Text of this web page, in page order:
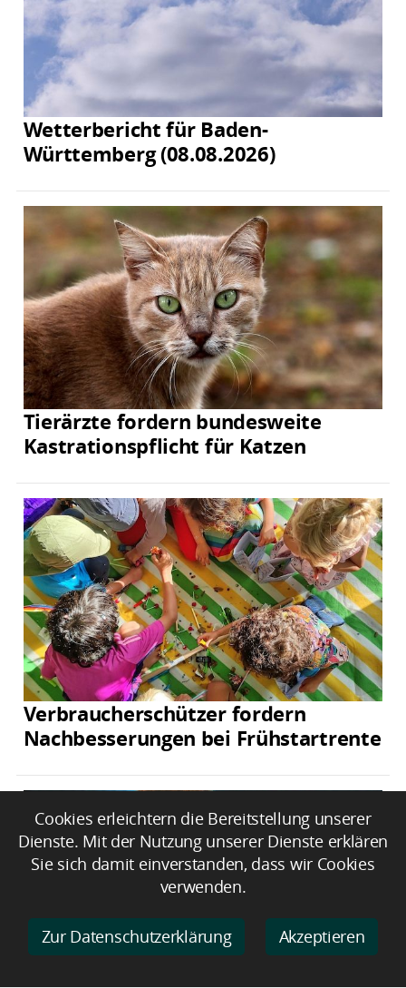
Wetterbericht für Baden-
Württemberg (08.08.2026)
Tierärzte fordern bundesweite
Kastrationspflicht für Katzen
Verbraucherschützer fordern
Nachbesserungen bei Frühstartrente
Cookies erleichtern die Bereitstellung unserer
Dienste. Mit der Nutzung unserer Dienste erklären
Sie sich damit einverstanden, dass wir Cookies
verwenden.
Zur Datenschutzerklärung Akzeptieren